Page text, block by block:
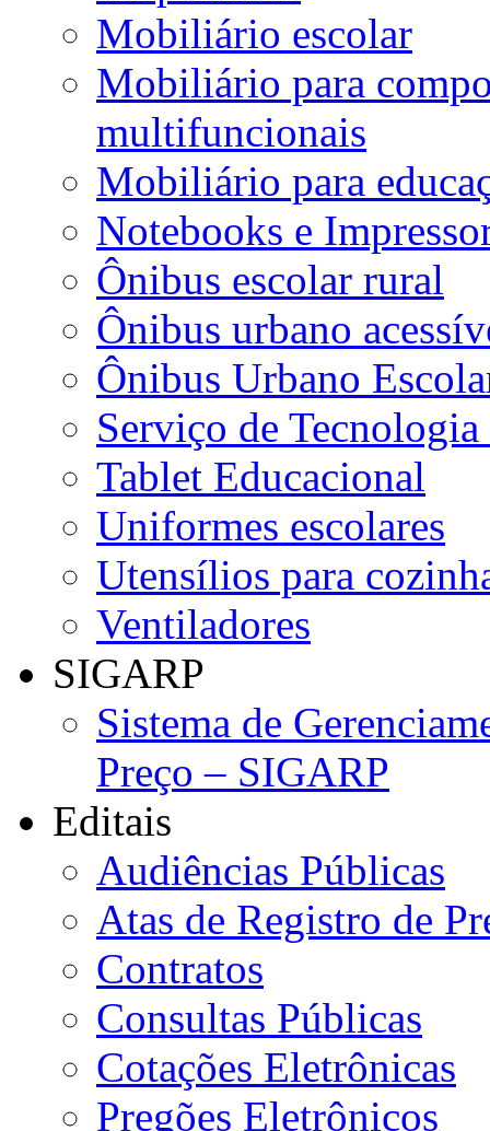
Mobiliário escolar
Mobiliário para
multifuncionais
Mobiliário para
Notebooks e
Ônibus escolar rural
Ônibus urbano
Ônibus Urbano
Serviço de
Tablet Educacional
Uniformes escolares
Utensílios para
Ventiladores
SIGARP
Sistema de
Preço – SIGARP
Editais
Audiências Públicas
Atas de Registro de
Contratos
Consultas Públicas
Cotações Eletrônicas
Pregões Eletrônicos